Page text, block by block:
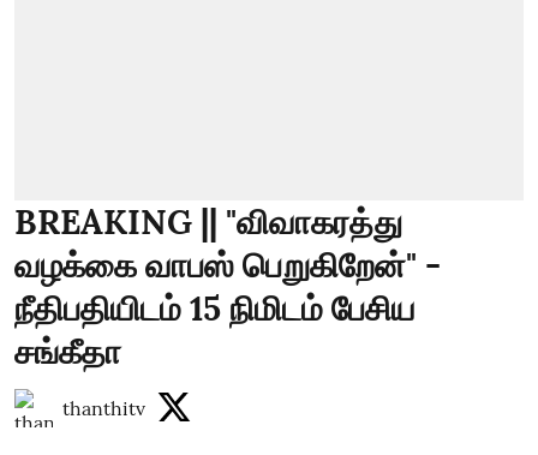
BREAKING || "விவாகரத்து
வழக்கை வாபஸ் பெறுகிறேன்" -
நீதிபதியிடம் 15 நிமிடம் பேசிய
சங்கீதா
thanthitv